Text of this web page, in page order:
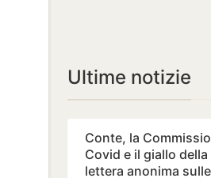
Ultime notizie
Conte, la
Covid e il giallo della
lettera anonima sulle